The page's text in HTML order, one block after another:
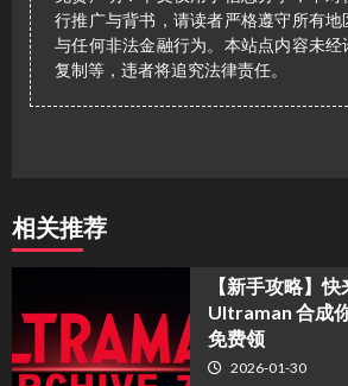
行推广与背书，请读者严格遵守所有地
与任何非法金融行为。本站点内容未经
复制等，违者将追究法律责任。
相关推荐
【新手攻略】
Ultraman 合成
免费领
2026-01-30